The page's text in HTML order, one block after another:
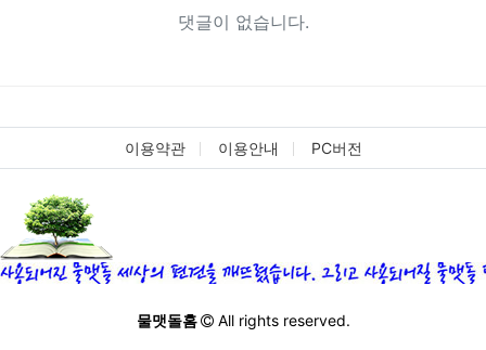
댓글이 없습니다.
이용약관 이용안내 PC버전
물맷돌홈 All rights reserved.